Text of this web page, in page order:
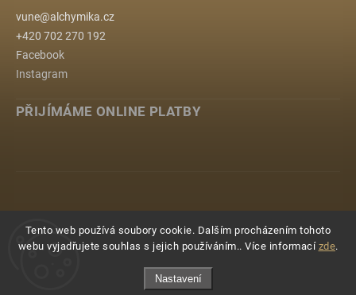
Tento web používá soubory cookie. Dalším procházením tohoto
webu vyjadřujete souhlas s jejich používáním.. Více informací zde.
Nastavení
vune@alchymika.cz
+420 702 270 192
Facebook
Instagram
PŘIJÍMÁME ONLINE PLATBY